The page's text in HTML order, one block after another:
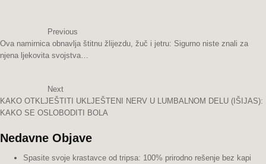
Previous
Ova namirnica obnavlja štitnu žlijezdu, žuč i jetru: Sigurno niste znali za
njena ljekovita svojstva…
Next
KAKO OTKLJEŠTITI UKLJEŠTENI NERV U LUMBALNOM DELU (IŠIJAS):
KAKO SE OSLOBODITI BOLA
Nedavne Objave
Spasite svoje krastavce od tripsa: 100% prirodno rešenje bez kapi